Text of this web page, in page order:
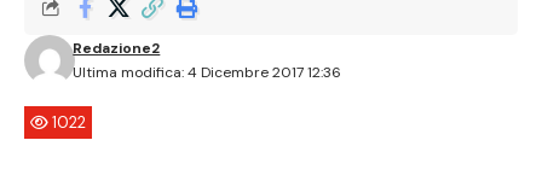
Ultima modifica: 4 Dicembre 2017 12:36
Redazione2
1022